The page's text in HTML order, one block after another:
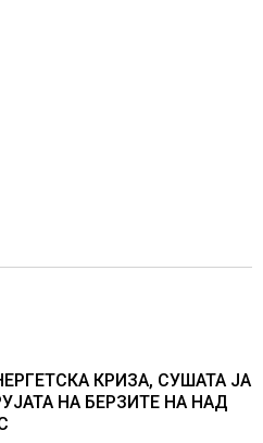
КРИЗА, СУШАТА ЈА
НА БЕРЗИТЕ НА НАД